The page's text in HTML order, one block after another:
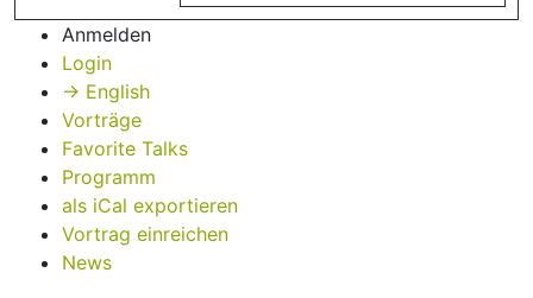
Anmelden
Login
→ English
Vorträge
Favorite Talks
Programm
als iCal exportieren
Vortrag einreichen
News